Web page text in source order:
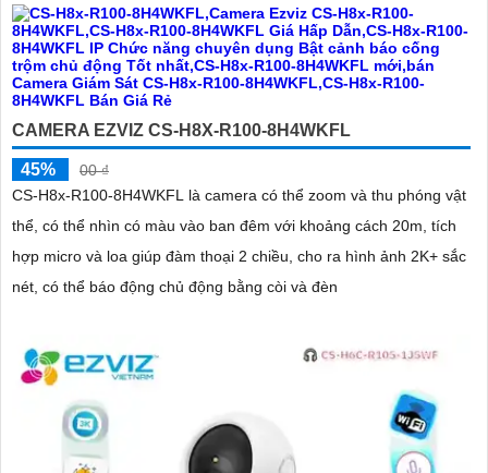
năng chống bụi, nước, đảm bảo hoạt động ổn định trong mọi điều
kiện thời tiết
CAMERA EZVIZ CS-H8X-R100-8H4WKFL
45%
00 ₫
CS-H8x-R100-8H4WKFL là camera có thể zoom và thu phóng vật
thể, có thể nhìn có màu vào ban đêm với khoảng cách 20m, tích
hợp micro và loa giúp đàm thoại 2 chiều, cho ra hình ảnh 2K+ sắc
nét, có thể báo động chủ động bằng còi và đèn